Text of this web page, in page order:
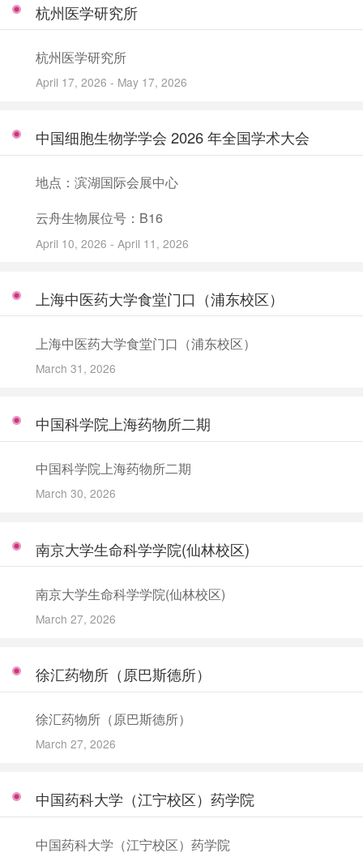
杭州医学研究所
杭州医学研究所
April 17, 2026 - May 17, 2026
中国细胞生物学学会 2026 年全国学术大会
地点：滨湖国际会展中心
云舟生物展位号：B16
April 10, 2026 - April 11, 2026
上海中医药大学食堂门口（浦东校区）
上海中医药大学食堂门口（浦东校区）
March 31, 2026
中国科学院上海药物所二期
中国科学院上海药物所二期
March 30, 2026
南京大学生命科学学院(仙林校区)
南京大学生命科学学院(仙林校区)
March 27, 2026
徐汇药物所（原巴斯德所）
徐汇药物所（原巴斯德所）
March 27, 2026
中国药科大学（江宁校区）药学院
中国药科大学（江宁校区）药学院